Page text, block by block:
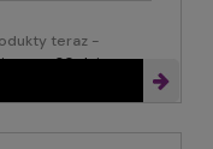
teraz -
za 30 dni